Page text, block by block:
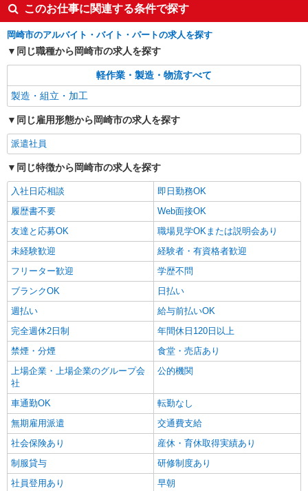
このお仕事に関連する条件で探す
岡崎市のアルバイト・バイト・パートの求人を探す
同じ職種から岡崎市の求人を探す
軽作業・製造・物流すべて
製造・組立・加工
同じ雇用形態から岡崎市の求人を探す
派遣社員
同じ特徴から岡崎市の求人を探す
入社日応相談
即日勤務OK
履歴書不要
Web面接OK
友達と応募OK
職場見学OKまたは説明会あり
未経験歓迎
経験者・有資格者歓迎
フリーター歓迎
学歴不問
ブランクOK
日払い
週払い
給与前払いOK
完全週休2日制
年間休日120日以上
禁煙・分煙
食堂・売店あり
上場企業・上場企業のグループ会
社
公的機関
車通勤OK
転勤なし
無期雇用派遣
交通費支給
社会保険あり
産休・育休取得実績あり
制服貸与
研修制度あり
社員登用あり
早朝